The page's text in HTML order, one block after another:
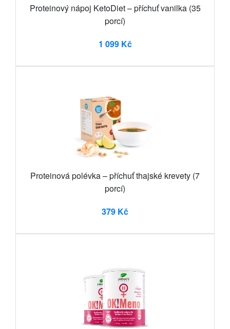
Proteinový nápoj KetoDiet – příchuť vanilka (35
porcí)
1 099 Kč
Proteinová polévka – příchuť thajské krevety (7
porcí)
379 Kč